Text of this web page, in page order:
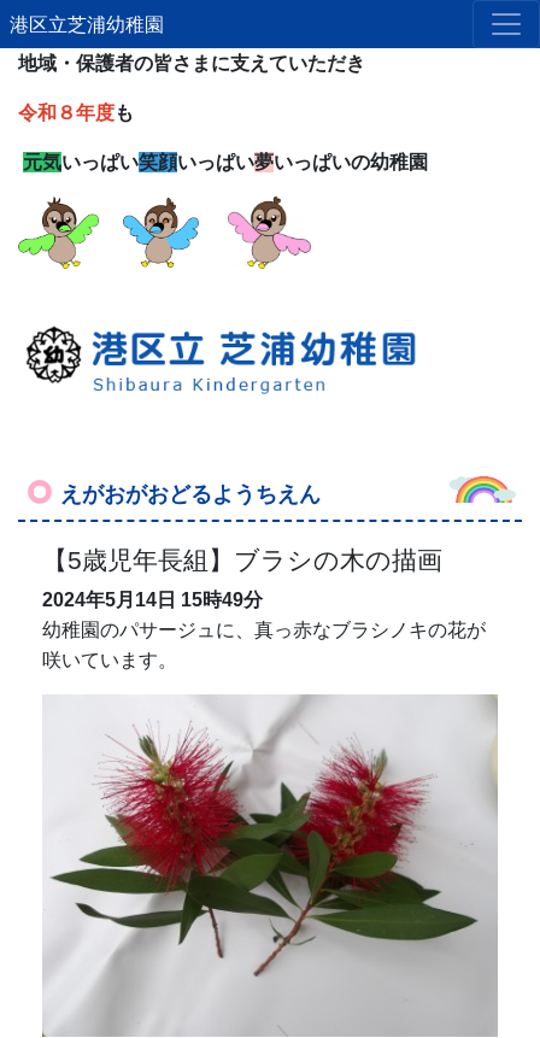
港区立芝浦幼稚園
地域・保護者の皆さまに支えていただき
令和８年度も
元気いっぱい笑顔いっぱい夢いっぱいの幼稚園
えがおがおどるようちえん
【5歳児年長組】ブラシの木の描画
2024年5月14日 15時49分
幼稚園のパサージュに、真っ赤なブラシノキの花が
咲いています。